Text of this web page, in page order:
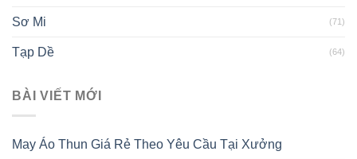
Sơ Mi (71)
Tạp Dề (64)
BÀI VIẾT MỚI
May Áo Thun Giá Rẻ Theo Yêu Cầu Tại Xưởng